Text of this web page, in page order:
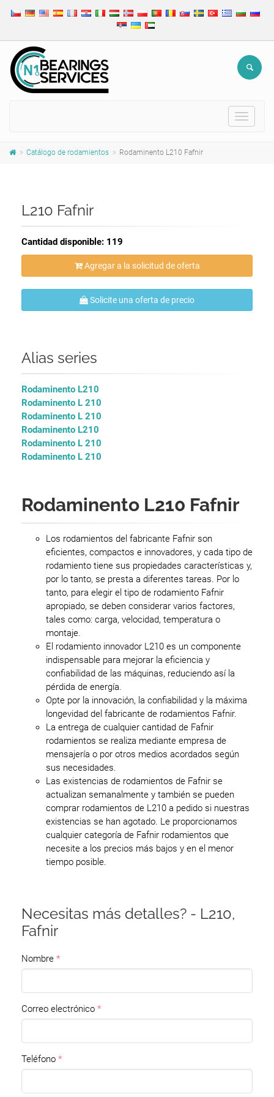
Toggle
Catálogo de rodamientos Rodaminento L210 Fafnir
L210 Fafnir
Cantidad disponible: 119
Agregar a la solicitud de oferta
Solicite una oferta de precio
Alias series
Rodaminento L210
Rodaminento L 210
Rodaminento L 210
Rodaminento L210
Rodaminento L 210
Rodaminento L 210
Rodaminento L210 Fafnir
Los rodamientos del fabricante Fafnir son
eficientes, compactos e innovadores, y cada tipo de
rodamiento tiene sus propiedades características y,
por lo tanto, se presta a diferentes tareas. Por lo
tanto, para elegir el tipo de rodamiento Fafnir
apropiado, se deben considerar varios factores,
tales como: carga, velocidad, temperatura o
montaje.
El rodamiento innovador L210 es un componente
indispensable para mejorar la eficiencia y
confiabilidad de las máquinas, reduciendo así la
pérdida de energía.
Opte por la innovación, la confiabilidad y la máxima
longevidad del fabricante de rodamientos Fafnir.
La entrega de cualquier cantidad de Fafnir
rodamientos se realiza mediante empresa de
mensajería o por otros medios acordados según
sus necesidades.
Las existencias de rodamientos de Fafnir se
actualizan semanalmente y también se pueden
comprar rodamientos de L210 a pedido si nuestras
existencias se han agotado. Le proporcionamos
cualquier categoría de Fafnir rodamientos que
necesite a los precios más bajos y en el menor
tiempo posible.
Necesitas más detalles? - L210,
Fafnir
Nombre
Correo electrónico
Teléfono